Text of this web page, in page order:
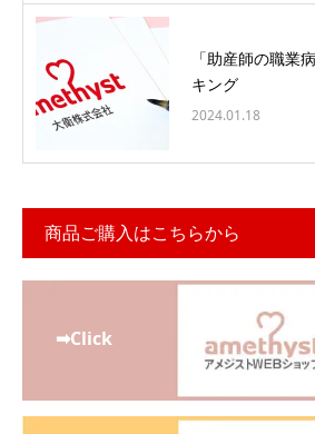
「助産師の職業
キング
2024.01.18
商品ご購入はこちらから
➡Click